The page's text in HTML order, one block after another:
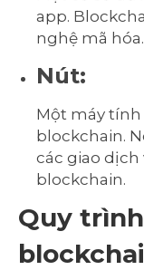
app.
nghệ mã hóa.
Nút:
Một máy tính
blockchain.
các giao dịch
blockchain.
Quy